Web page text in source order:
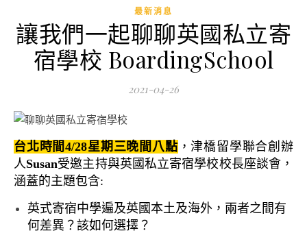
最新消息
讓我們一起聊聊英國私立寄
宿學校 BoardingSchool
2021-04-26
台北時間4/28星期三晚間八點 ，津橋留學聯合創辦
人Susan受邀主持與英國私立寄宿學校校長座談會，
涵蓋的主題包含:
英式寄宿中學遍及英國本土及海外，兩者之間有
何差異？該如何選擇？